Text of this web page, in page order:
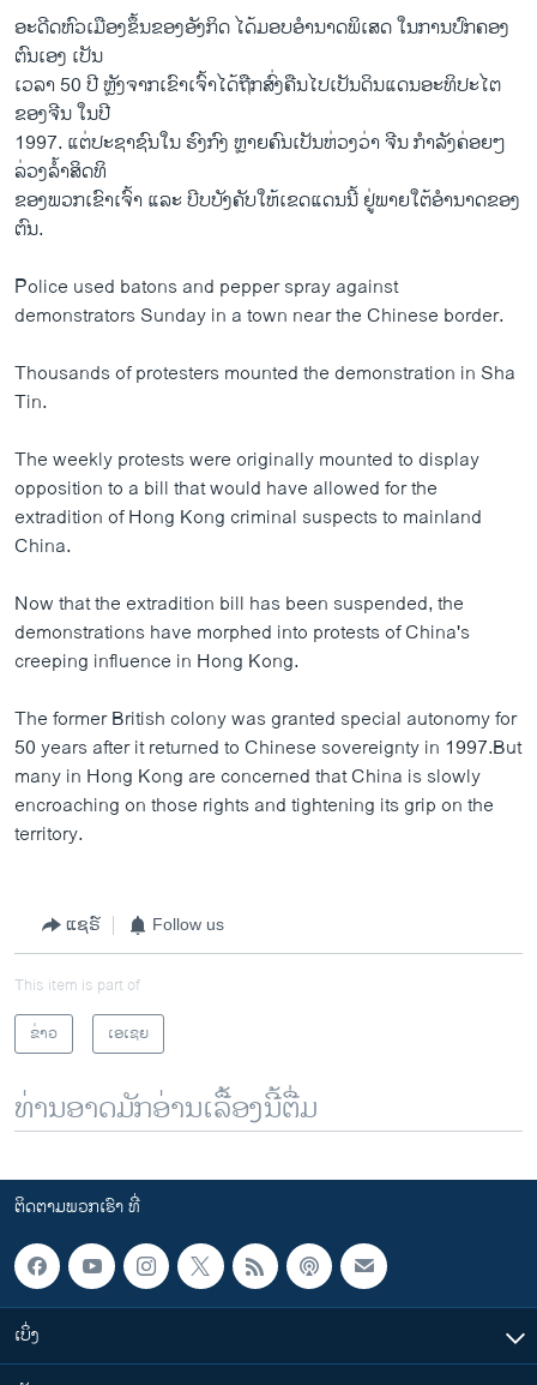
ອະ​ດີດ​ຫົວ​ເມືອງ​ຂຶ້ນຂອງອັງກິດ ໄດ້​ມອບ​ອຳ​ນາດ​ພິ​ເສດ ໃນ​ການປົກຄອງ
ຕົນເອງ ເປັນ
ເວລາ 50 ປີ ຫຼັງ​ຈາກ​ເຂົາ​ເຈົ້າ​ໄດ້ຖືກສົ່ງຄືນໄປເປັນດິນ​ແດນອະທິປະໄຕ
ຂອງຈີນ ໃນປີ
1997. ແຕ່ປະຊາຊົນໃນ ຮົງກົງ ຫຼາຍຄົນເປັນຫ່ວງວ່າ ຈີນ ກຳລັງຄ່ອຍໆ
ລ່ວງລ້ຳສິດທິ
ຂອງພວກເຂົາເຈົ້າ ແລະ ບີບບັງຄັບໃຫ້ເຂດແດນນີ້ ຢູ່ພາຍໃຕ້ອຳນາດຂອງ
ຕົນ.
Police used batons and pepper spray against
demonstrators Sunday in a town near the Chinese border.
Thousands of protesters mounted the demonstration in Sha
Tin.
The weekly protests were originally mounted to display
opposition to a bill that would have allowed for the
extradition of Hong Kong criminal suspects to mainland
China.
Now that the extradition bill has been suspended, the
demonstrations have morphed into protests of China's
creeping influence in Hong Kong.
The former British colony was granted special autonomy for
50 years after it returned to Chinese sovereignty in 1997.But
many in Hong Kong are concerned that China is slowly
encroaching on those rights and tightening its grip on the
territory.
ແຊຣ໌ Follow us
This item is part of
ຂ່າວ
ເອເຊຍ
ທ່ານອາດມັກອ່ານເລື້ອງນີ້ຕື່ມ
ຕິດຕາມພວກເຮົາ ທີ່
ເບິ່ງ